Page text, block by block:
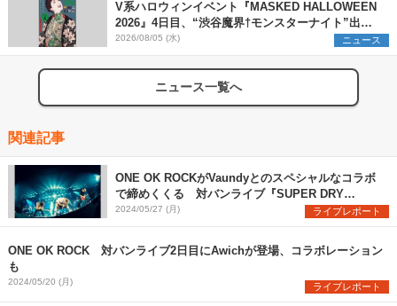
V系ハロウィンイベント『MASKED HALLOWEEN
2026』4日目、“渋谷魔界†モンスターナイト”出演6
組を発表
2026/08/05 (水) ニュース
ニュース一覧へ
関連記事
ONE OK ROCKがVaundyとのスペシャルなコラボ
で締めくくる 対バンライブ『SUPER DRY
SPECIAL LIVE Organized by ONE OK ROCK』が
閉幕
2024/05/27 (月) ライブレポート
ONE OK ROCK 対バンライブ2日目にAwichが登場、コラボレーション
も
2024/05/20 (月) ライブレポート